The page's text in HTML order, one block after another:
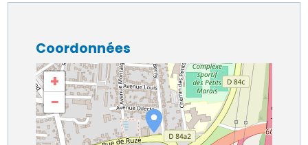
Coordonnées
+
−